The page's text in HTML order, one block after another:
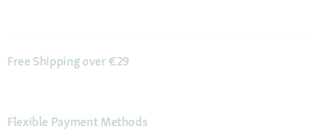
Free Shipping over €29
Flexible Payment Methods